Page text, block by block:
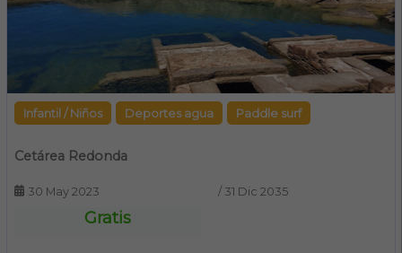
Infantil / Niños Deportes agua Paddle surf
Cetárea Redonda
30 May 2023 / 31 Dic 2035
Gratis